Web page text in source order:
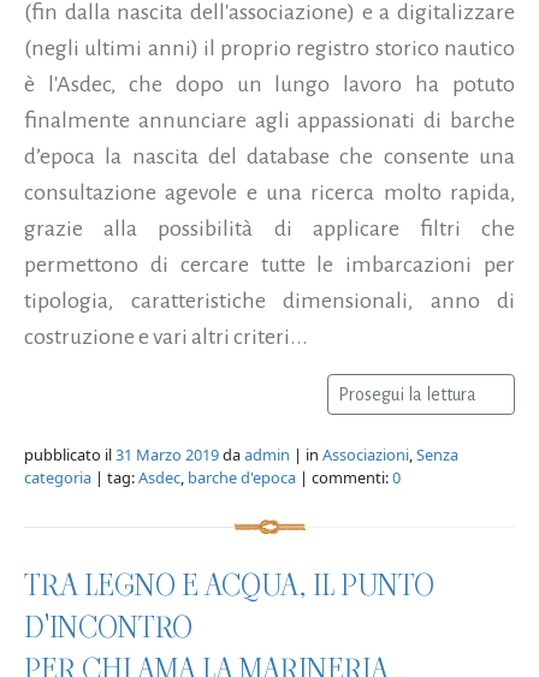
(fin dalla nascita dell'associazione) e a digitalizzare
(negli ultimi anni) il proprio registro storico nautico
è l'Asdec, che dopo un lungo lavoro ha potuto
finalmente annunciare agli appassionati di barche
d’epoca la nascita del database che consente una
consultazione agevole e una ricerca molto rapida,
grazie alla possibilità di applicare filtri che
permettono di cercare tutte le imbarcazioni per
tipologia, caratteristiche dimensionali, anno di
costruzione e vari altri criteri...
Prosegui la lettura
pubblicato il31 Marzo 2019daadmin | in Associazioni,Senza
categoria | tag:Asdec, barche d'epoca | commenti:0
TRA LEGNO E ACQUA, IL PUNTO
D'INCONTRO
PER CHI AMA LA MARINERIA